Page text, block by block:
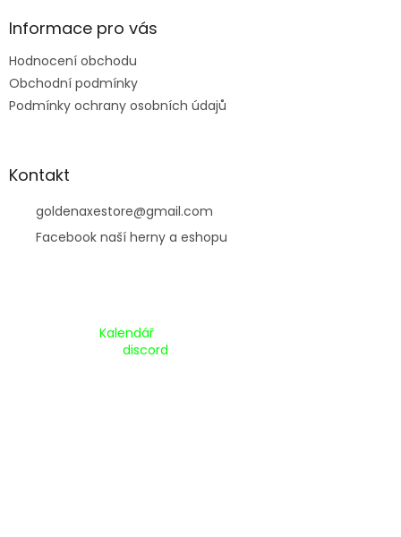
Informace pro vás
Hodnocení obchodu
Obchodní podmínky
Podmínky ochrany osobních údajů
Kontakt
goldenaxestore@gmail.com
Facebook naší herny a eshopu
Kalendář
discord